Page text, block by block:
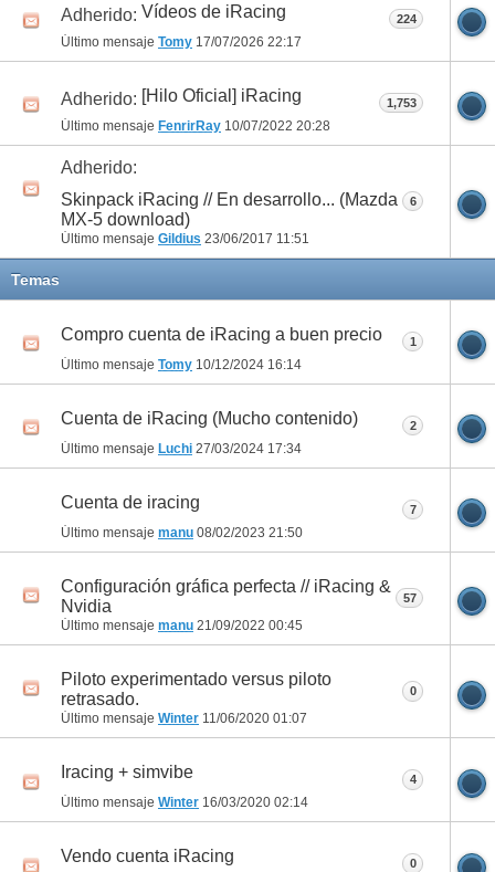
Adherido: Vídeos de iRacing
Último mensaje Tomy 17/07/2026 22:17
224
Adherido: [Hilo Oficial] iRacing
Último mensaje FenrirRay 10/07/2022 20:28
1,753
Adherido:
Skinpack iRacing // En desarrollo... (Mazda
MX-5 download)
Último mensaje Gildius 23/06/2017 11:51
6
Temas
Compro cuenta de iRacing a buen precio
Último mensaje Tomy 10/12/2024 16:14
1
Cuenta de iRacing (Mucho contenido)
Último mensaje Luchi 27/03/2024 17:34
2
Cuenta de iracing
Último mensaje manu 08/02/2023 21:50
7
Configuración gráfica perfecta // iRacing &
Nvidia
Último mensaje manu 21/09/2022 00:45
57
Piloto experimentado versus piloto
retrasado.
Último mensaje Winter 11/06/2020 01:07
0
Iracing + simvibe
Último mensaje Winter 16/03/2020 02:14
4
Vendo cuenta iRacing 0